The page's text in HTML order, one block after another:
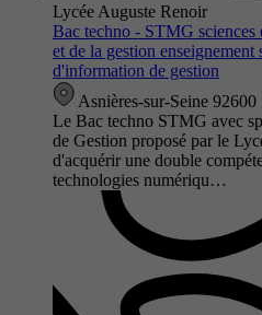
Lycée Auguste Renoir
Bac techno - STMG sciences
et de la gestion enseignement
d'information de gestion
Asnières-sur-Seine 92600
Le Bac techno STMG avec
de Gestion proposé par le
d'acquérir une double
technologies numériqu…